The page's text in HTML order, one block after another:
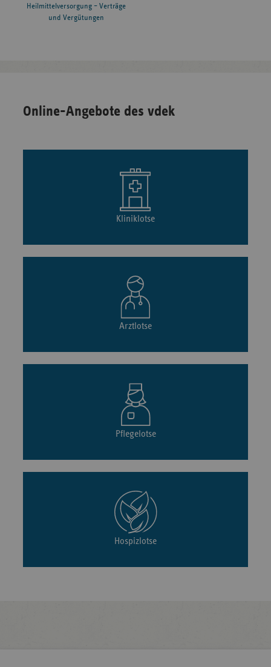
Heilmittelversorgung – Verträge
und Vergütungen
Online-Angebote des vdek
Kliniklotse
Arztlotse
Pflegelotse
Hospizlotse